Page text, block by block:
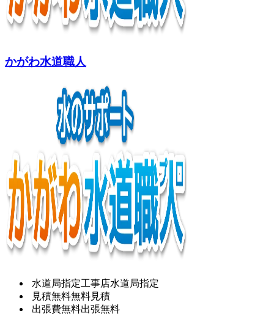
かがわ水道職人
水道局指定工事店水道局指定
見積無料無料見積
出張費無料出張無料